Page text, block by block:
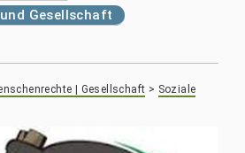
Gesellschaft
| Gesellschaft > Soziale